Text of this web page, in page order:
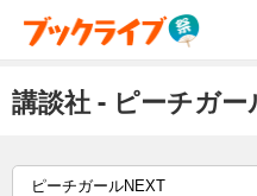
講談社 - ピーチガ